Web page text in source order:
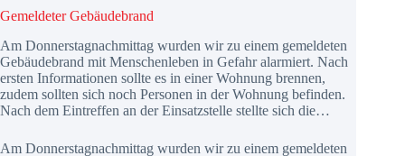
Gemeldeter Gebäudebrand
Am Donnerstagnachmittag wurden wir zu einem gemeldeten
Gebäudebrand mit Menschenleben in Gefahr alarmiert. Nach
ersten Informationen sollte es in einer Wohnung brennen,
zudem sollten sich noch Personen in der Wohnung befinden.
Nach dem Eintreffen an der Einsatzstelle stellte sich die…
Am Donnerstagnachmittag wurden wir zu einem gemeldeten